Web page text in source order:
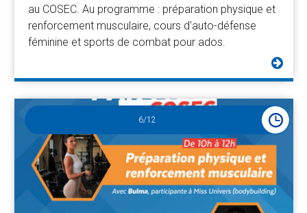
au COSEC. Au programme : préparation physique et
renforcement musculaire, cours d'auto-défense
féminine et sports de combat pour ados.
6/12